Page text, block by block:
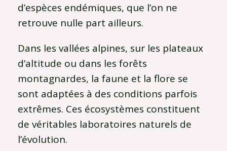
d’espèces endémiques, que l’on ne
retrouve nulle part ailleurs.
Dans les vallées alpines, sur les plateaux
d’altitude ou dans les forêts
montagnardes, la faune et la flore se
sont adaptées à des conditions parfois
extrêmes. Ces écosystèmes constituent
de véritables laboratoires naturels de
l’évolution.